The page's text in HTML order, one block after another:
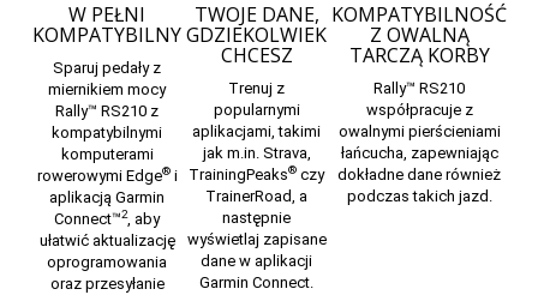
W PEŁNI
KOMPATYBILNY
Sparuj pedały z
miernikiem mocy
Rally™ RS210 z
kompatybilnymi
komputerami
rowerowymi Edge®i
aplikacją Garmin
Connect™2, aby
ułatwić aktualizację
oprogramowania
oraz przesyłanie
TWOJE DANE,
GDZIEKOLWIEK
CHCESZ
Trenuj z
popularnymi
aplikacjami, takimi
jak m.in. Strava,
TrainingPeaks® czy
TrainerRoad, a
następnie
wyświetlaj zapisane
dane w aplikacji
Garmin Connect.
KOMPATYBILNOŚĆ
Z OWALNĄ
TARCZĄ KORBY
Rally™ RS210
współpracuje z
owalnymi pierścieniami
łańcucha, zapewniając
dokładne dane również
podczas takich jazd.